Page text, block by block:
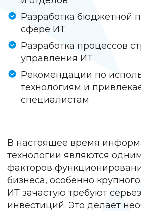
Разработка бюджетной
сфере ИТ
Разработка процессов
управления ИТ
Рекомендации по
технологиям и
специалистам
В настоящее время
технологии являются
факторов
бизнеса, особенно
ИТ зачастую требуют
инвестиций. Это делает